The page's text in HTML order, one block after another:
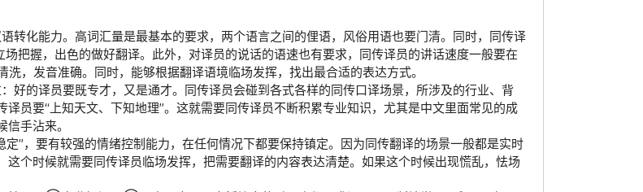
转化能力。高词汇量是最基本的要求，两个语言之间的俚语，风俗用语也要门清。同时，同传译
把握，出色的做好翻译。此外，对译员的说话的语速也有要求，同传译员的讲话速度一般要在
，发音准确。同时，能够根据翻译语境临场发挥，找出最合适的表达方式。
好的译员要既专才，又是通才。同传译员会碰到各式各样的同传口译场景，所涉及的行业、背
员要“上知天文、下知地理”。这就需要同传译员不断积累专业知识，尤其是中文里面常见的成
手沾来。
”，要有较强的情绪控制能力，在任何情况下都要保持镇定。因为同传翻译的场景一般都是实时
个时候就需要同传译员临场发挥，把需要翻译的内容表达清楚。如果这个时候出现慌乱，怯场